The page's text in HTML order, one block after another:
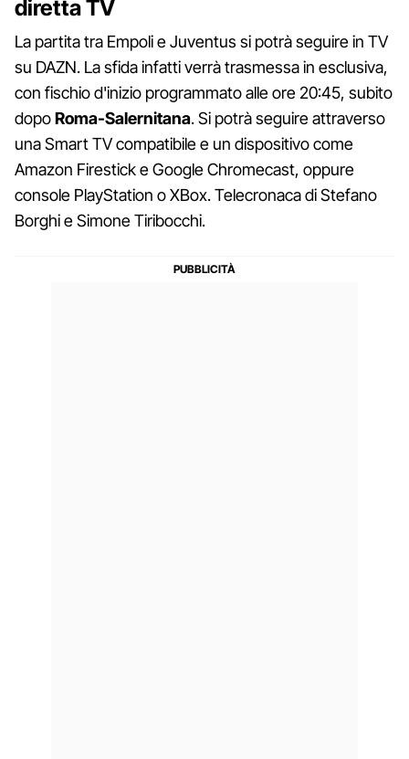
diretta TV
La partita tra Empoli e Juventus si potrà seguire in TV
su DAZN. La sfida infatti verrà trasmessa in esclusiva,
con fischio d'inizio programmato alle ore 20:45, subito
dopoRoma-Salernitana. Si potrà seguire attraverso
una Smart TV compatibile e un dispositivo come
Amazon Firestick e Google Chromecast, oppure
console PlayStation o XBox. Telecronaca di Stefano
Borghi e Simone Tiribocchi.